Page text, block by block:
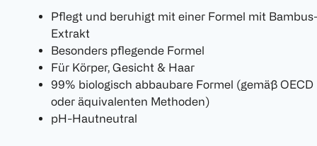
Pflegt und beruhigt mit einer Formel mit
Extrakt
Besonders pflegende Formel
Für Körper, Gesicht & Haar
99% biologisch abbaubare Formel (gemäß OECD
oder äquivalenten Methoden)
pH-Hautneutral